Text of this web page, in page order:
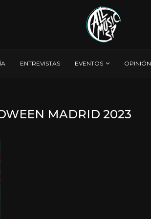
ENTREVISTAS EVENTOS OPINIÓN
MADRID 2023